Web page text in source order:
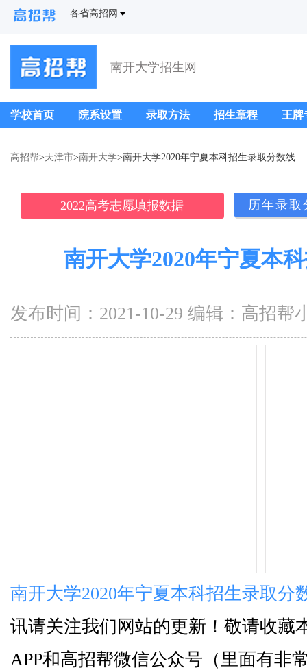
各省高招网
南开大学招生网
学校首页 院系设置 录取方法 招生章程 王牌
高招帮>天津市>南开大学>南开大学2020年宁夏本科招生录取分数线
2022高考志愿填报数据 历年录
南开大学2020年宁夏本
发布时间：2021-10-29 编辑：高招帮
南开大学2020年宁夏本科招生录取分
讯请关注我们网站的更新！敬请收藏
APP和高招帮微信公众号（里面有非